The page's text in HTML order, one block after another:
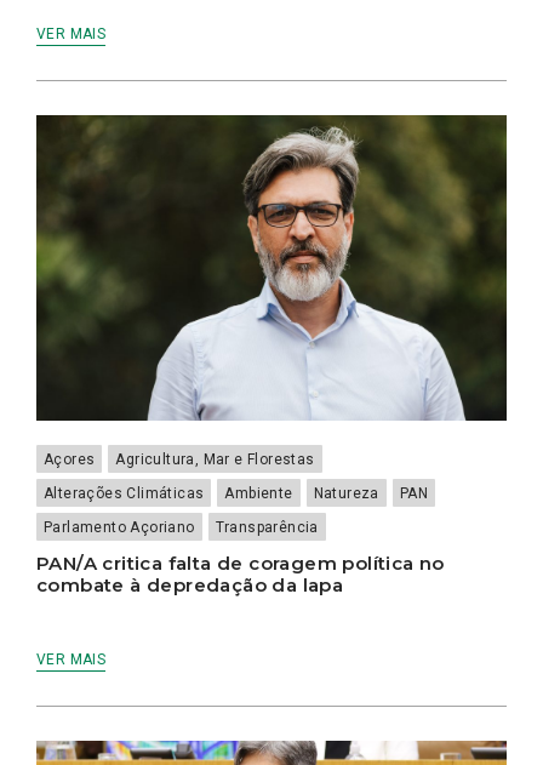
VER MAIS
Açores
Agricultura, Mar e Florestas
Alterações Climáticas
Ambiente Natureza
PAN
Parlamento Açoriano
Transparência
PAN/A critica falta de coragem política no
combate à depredação da lapa
VER MAIS